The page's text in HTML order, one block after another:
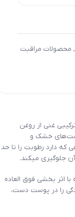
, محصولات مراقبت
غنی از روغن
پوست‌های خشک و
دارد رطوبت را تا حد
جلوگیری میکند.
اثر بخشی فوق العاده
را در پوست دست،